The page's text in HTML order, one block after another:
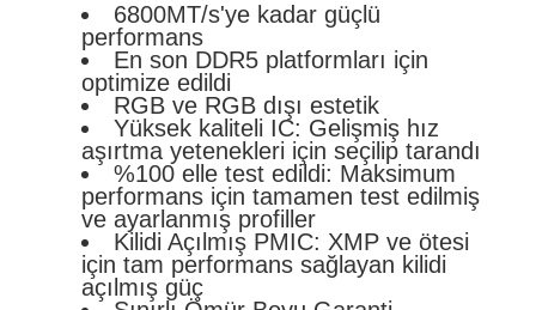
6800MT/s'ye kadar güçlü
performans
En son DDR5 platformları için
optimize edildi
RGB ve RGB dışı estetik
Yüksek kaliteli IC: Gelişmiş hız
aşırtma yetenekleri için seçilip tarandı
%100 elle test edildi: Maksimum
performans için tamamen test edilmiş
ve ayarlanmış profiller
Kilidi Açılmış PMIC: XMP ve ötesi
için tam performans sağlayan kilidi
açılmış güç